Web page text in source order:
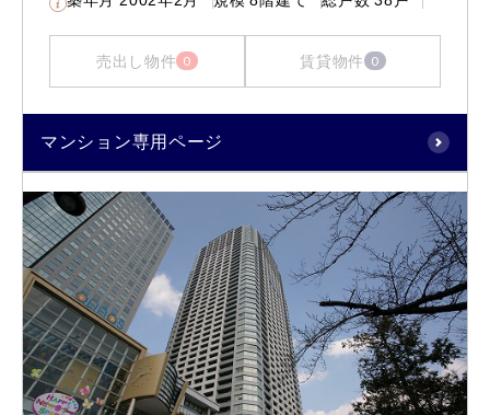
売出し物件 0 賃貸物件 0
マンション専用ページ